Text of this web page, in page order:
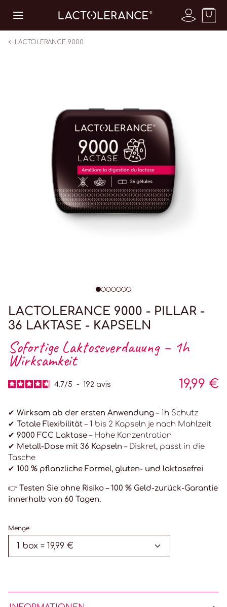
LACTOLERANCE 9000
LACTOLERANCE 9000 - PILLAR -
36 LAKTASE - KAPSELN
Sofortige Laktoseverdauung – 1h
Wirksamkeit
4.7/5 - 192 avis 19,99 €
✔ Wirksam ab der ersten Anwendung– 1h Schutz
✔ Totale Flexibilität– 1 bis 2 Kapseln je nach Mahlzeit
✔ 9000 FCC Laktase– Hohe Konzentration
✔ Metall-Dose mit 36 Kapseln – Diskret, passt in die
Tasche
✔ 100 % pflanzliche Formel, gluten- und laktosefrei
👉 Testen Sie ohne Risiko – 100 % Geld-zurück-Garantie
innerhalb von 60 Tagen.
Menge